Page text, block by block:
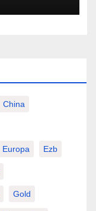
China
Europa Ezb
Gold